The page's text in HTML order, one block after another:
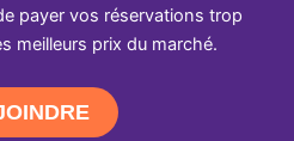
payer vos réservations trop
meilleurs prix du marché.